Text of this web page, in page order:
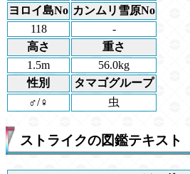
ヨロイ島No カンムリ雪原No
118
-
高さ
重さ
1.5m
56.0kg
性別
タマゴグループ
♂/♀
虫
ストライクの図鑑テキスト